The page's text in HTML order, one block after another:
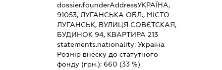
dossier.founderAddressУКРАЇНА,
91053, ЛУГАНСЬКА ОБЛ., МІСТО
ЛУГАНСЬК, ВУЛИЦЯ СОВЄТСКАЯ,
БУДИНОК 94, КВАРТИРА 213
statements.nationality:Україна
Розмір внеску до статутного
фонду (грн.): 660 (33 %)